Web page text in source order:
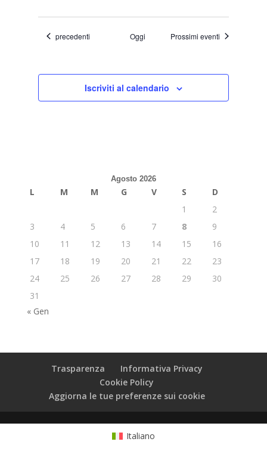
Eventi
precedenti Oggi Prossimi eventi
Iscriviti al calendario
Agosto 2026
L M M G V S
D
1
2
3
4 5 6 7 8
9
10
11 12 13 14 15
16
17
18 19 20 21 22
23
24
25 26 27 28 29
30
31
« Gen
Trasparenza
Informativa Privacy
Cookie Policy
Aggiorna le tue preferenze sui cookie
Italiano